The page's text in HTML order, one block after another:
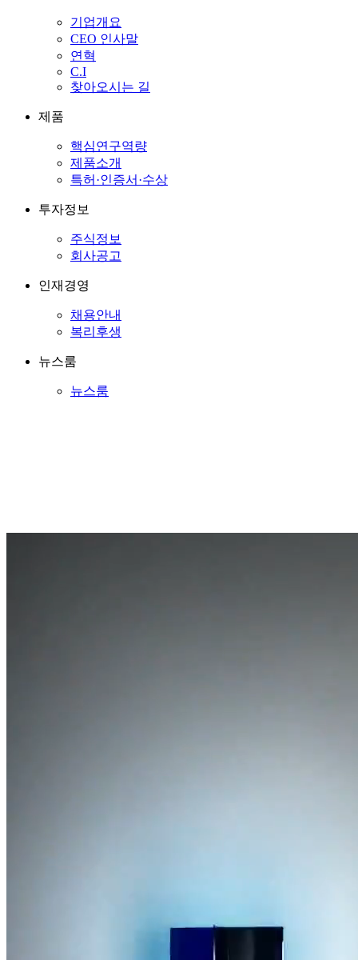
기업개요
CEO 인사말
연혁
C.I
찾아오시는 길
제품
핵심연구역량
제품소개
특허·인증서·수상
투자정보
주식정보
회사공고
인재경영
채용안내
복리후생
뉴스룸
뉴스룸